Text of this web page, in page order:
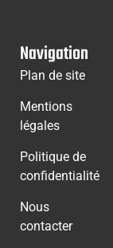
Navigation
Plan de site
Mentions
légales
Politique de
confidentialité
Nous
contacter